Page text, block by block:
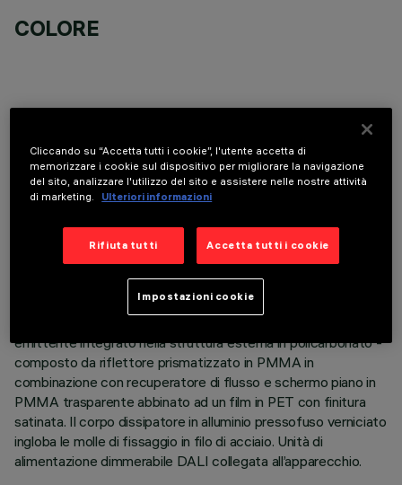
COLORE
DATI TECNICI
ULTIMO AGGIORNAMENTO: 06/08/2026
DESCRIZIONE
Apparecchio quadrato da incasso ad ottica fissa, versione
con cornice perimetrale. Sorgente LED ad alta efficienza.
Emissione a luminanza controllata L < 3000 cd/mq - UGR <
emittente integrato nella struttura esterna in policarbonato -
composto da riflettore prismatizzato in PMMA in
combinazione con recuperatore di flusso e schermo piano in
PMMA trasparente abbinato ad un film in PET con finitura
satinata. Il corpo dissipatore in alluminio pressofuso verniciato
ingloba le molle di fissaggio in filo di acciaio. Unità di
alimentazione dimmerabile DALI collegata all’apparecchio.
Cliccando su “Accetta tutti i cookie”, l'utente accetta di
memorizzare i cookie sul dispositivo per migliorare la navigazione
del sito, analizzare l'utilizzo del sito e assistere nelle nostre attività
di marketing.
Ulteriori informazioni
Rifiuta tutti Accetta tutti i cookie
Impostazioni cookie